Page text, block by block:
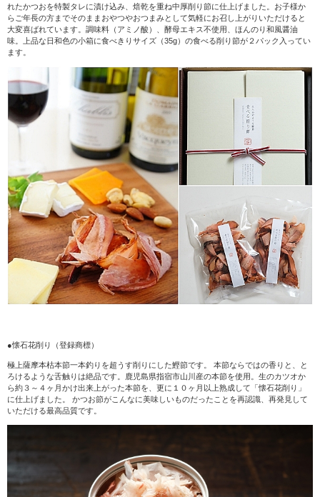
れたかつおを特製タレに漬け込み、焙乾を重ね中厚削り節に仕上げました。お子様か
らご年長の方までそのままおやつやおつまみとして気軽にお召し上がりいただけると
大変喜ばれています。調味料（アミノ酸）、酵母エキス不使用、ほんのり和風醤油
味。上品な日和色の小箱に食べきりサイズ（35g）の食べる削り節が２パック入ってい
ます。
●懐石花削り（登録商標）
極上薩摩本枯本節一本釣りを超うす削りにした鰹節です。 本節ならではの香りと、と
ろけるような舌触りは絶品です。鹿児島県指宿市山川産の本節を使用。生のカツオか
ら約３～４ヶ月かけ出来上がった本節を、更に１０ヶ月以上熟成して「懐石花削り」
に仕上げました。 かつお節がこんなに美味しいものだったことを再認識、再発見して
いただける最高品質です。